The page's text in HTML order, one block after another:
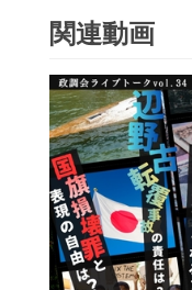
関連動画